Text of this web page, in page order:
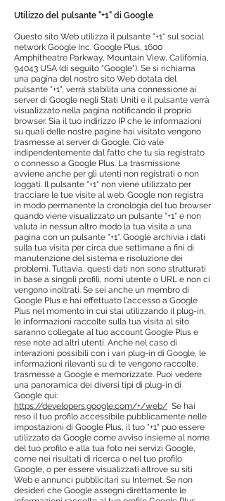
Utilizzo del pulsante "+1" di Google
Questo sito Web utilizza il pulsante "+1" sul social
network Google Inc. Google Plus, 1600
Amphitheatre Parkway, Mountain View, California,
94043 USA (di seguito "Google"). Se si richiama
una pagina del nostro sito Web dotata del
pulsante "+1", verrà stabilita una connessione ai
server di Google negli Stati Uniti e il pulsante verrà
visualizzato nella pagina notificando il proprio
browser. Sia il tuo indirizzo IP che le informazioni
su quali delle nostre pagine hai visitato vengono
trasmesse al server di Google. Ciò vale
indipendentemente dal fatto che tu sia registrato
o connesso a Google Plus. La trasmissione
avviene anche per gli utenti non registrati o non
loggati. Il pulsante "+1" non viene utilizzato per
tracciare le tue visite al web. Google non registra
in modo permanente la cronologia del tuo browser
quando viene visualizzato un pulsante "+1" e non
valuta in nessun altro modo la tua visita a una
pagina con un pulsante "+1". Google archivia i dati
sulla tua visita per circa due settimane a fini di
manutenzione del sistema e risoluzione dei
problemi. Tuttavia, questi dati non sono strutturati
in base a singoli profili, nomi utente o URL e non ci
vengono inoltrati. Se sei anche un membro di
Google Plus e hai effettuato l'accesso a Google
Plus nel momento in cui stai utilizzando il plug-in,
le informazioni raccolte sulla tua visita al sito
saranno collegate al tuo account Google Plus e
rese note ad altri utenti. Anche nel caso di
interazioni possibili con i vari plug-in di Google, le
informazioni rilevanti su di te vengono raccolte,
trasmesse a Google e memorizzate. Puoi vedere
una panoramica dei diversi tipi di plug-in di
Google qui:
https://developers.google.com/+/web/ Se hai
reso il tuo profilo accessibile pubblicamente nelle
impostazioni di Google Plus, il tuo "+1" può essere
utilizzato da Google come avviso insieme al nome
del tuo profilo e alla tua foto nei servizi Google,
come nei risultati di ricerca o nel tuo profilo
Google, o per essere visualizzati altrove su siti
Web e annunci pubblicitari su Internet. Se non
desideri che Google assegni direttamente le